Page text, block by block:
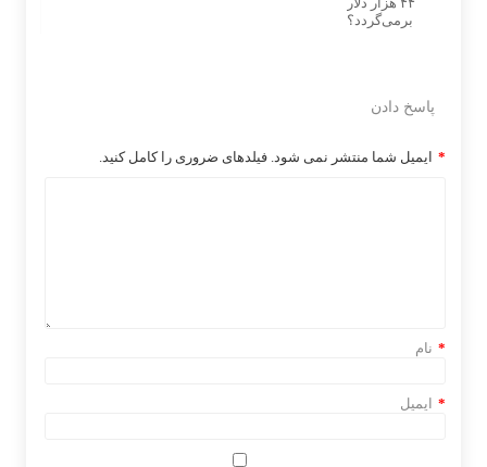
پاسخ دادن
ایمیل شما منتشر نمی شود. فیلدهای ضروری را کامل کنید. *
نام *
ایمیل *